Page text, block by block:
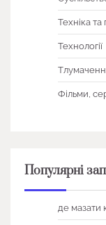
Техніка та
Технології
Фільми,
Популярні
де мазати